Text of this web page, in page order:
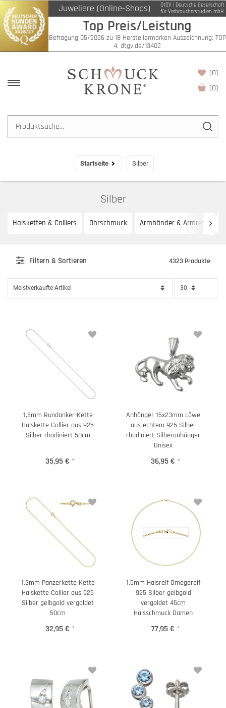
Juweliere (Online-Shops)
DtGV | Deutsche Gesellschaft
für Verbraucherstudien mbH
Top Preis/Leistung
Befragung 05/2026 zu 18 Herstellermarken Auszeichnung: TOP
4, dtgv.de/13402
(0)
(0)
Startseite Silber
Silber
Halsketten & Colliers Ohrschmuck Armbänder & Armreife
Filtern & Sortieren 4323 Produkte
1,5mm Rundanker-Kette
Halskette Collier aus 925
Silber rhodiniert 50cm
35,95 € *
Anhänger 15x23mm Löwe
aus echtem 925 Silber
rhodiniert Silberanhänger
Unisex
36,95 € *
1,3mm Panzerkette Kette
Halskette Collier aus 925
Silber gelbgold vergoldet
50cm
32,95 € *
1,5mm Halsreif Omegareif
925 Silber gelbgold
vergoldet 45cm
Halsschmuck Damen
77,95 € *
Filter